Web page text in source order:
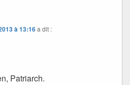
à 13:16a dit :
Patriarch.